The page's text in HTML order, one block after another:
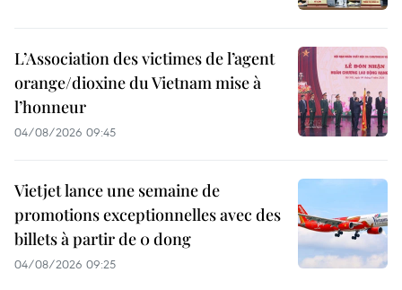
L’Association des victimes de l’agent
orange/dioxine du Vietnam mise à
l’honneur
04/08/2026 09:45
Vietjet lance une semaine de
promotions exceptionnelles avec des
billets à partir de 0 dong
04/08/2026 09:25